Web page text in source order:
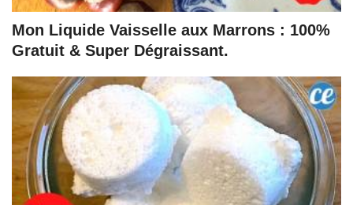
Mon Liquide Vaisselle aux Marrons : 100%
Gratuit & Super Dégraissant.